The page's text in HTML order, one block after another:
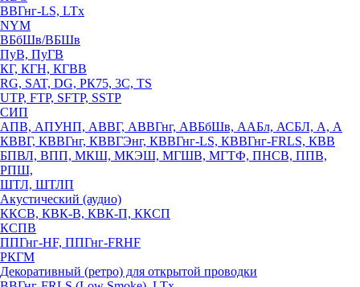
ВВГнг-LS, LTx
NYM
ВБбШв/ВБШв
ПуВ, ПуГВ
КГ, КГН, КГВВ
RG, SAT, DG, РК75, 3С, TS
UTP, FTP, SFTP, SSTP
СИП
АПВ, АПУНП, АВВГ, АВВГнг, АВБбШв, ААБл, АСБЛ, А, А
КВВГ, КВВГнг, КВВГЭнг, КВВГнг-LS, КВВГнг-FRLS, КВВ
БПВЛ, ВПП, МКШ, МКЭШ, МГШВ, МГТФ, ПНСВ, ППВ,
РПШ,
ШТЛ, ШТЛП
Акустический (аудио)
ККСВ, КВК-В, КВК-П, ККСП
КСПВ
ППГнг-HF, ППГнг-FRHF
РКГМ
Декоративный (ретро) для открытой проводки